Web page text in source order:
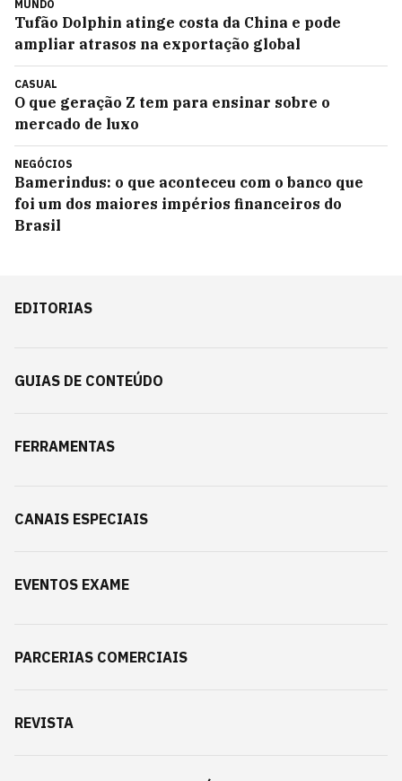
MUNDO
Tufão Dolphin atinge costa da China e pode
ampliar atrasos na exportação global
CASUAL
O que geração Z tem para ensinar sobre o
mercado de luxo
NEGÓCIOS
Bamerindus: o que aconteceu com o banco que
foi um dos maiores impérios financeiros do
Brasil
EDITORIAS
GUIAS DE CONTEÚDO
FERRAMENTAS
CANAIS ESPECIAIS
EVENTOS EXAME
PARCERIAS COMERCIAIS
REVISTA